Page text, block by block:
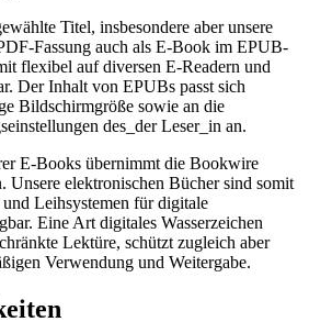
Titel, insbesondere aber unsere
Fassung auch als E-Book im EPUB-
flexibel auf diversen E-Readern und
Der Inhalt von EPUBs passt sich
Bildschirmgröße sowie an die
des_der Leser_in an.
E-Books übernimmt die Bookwire
elektronischen Bücher sind somit
Leihsystemen für digitale
Eine Art digitales Wasserzeichen
Lektüre, schützt zugleich aber
Verwendung und Weitergabe.